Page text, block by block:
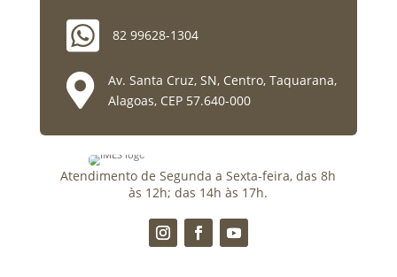
 82 99628-1304

Av. Santa Cruz, SN, Centro, Taquarana,
Alagoas, CEP 57.640-000
Atendimento de Segunda a Sexta-feira, das 8h
às 12h; das 14h às 17h.